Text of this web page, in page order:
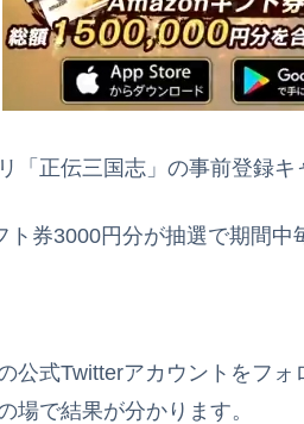
「正伝三国志」の事前登録
ト券3000円分が抽選で期間中
公式Twitterアカウントをフ
場で結果が分かります。